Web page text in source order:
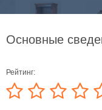
Основные
Рейтинг: